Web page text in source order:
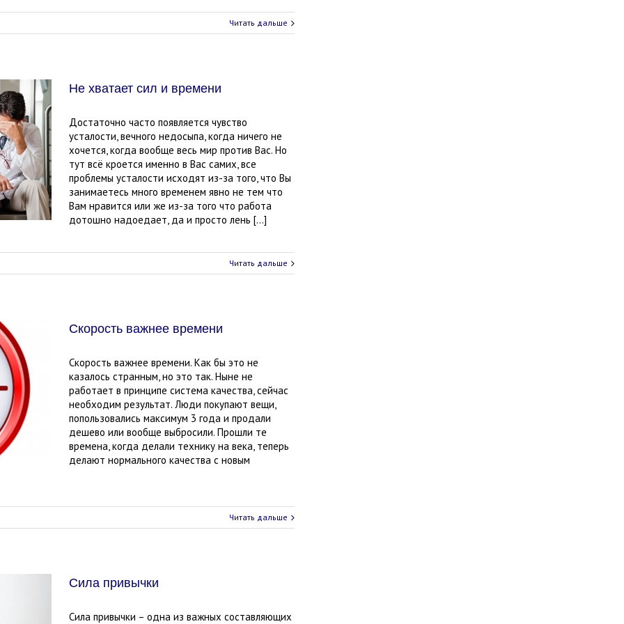
Читать дальше
Не хватает сил и времени
Достаточно часто появляется чувство
усталости, вечного недосыпа, когда ничего не
хочется, когда вообще весь мир против Вас. Но
тут всё кроется именно в Вас самих, все
проблемы усталости исходят из-за того, что Вы
занимаетесь много временем явно не тем что
Вам нравится или же из-за того что работа
дотошно надоедает, да и просто лень […]
Читать дальше
Скорость важнее времени
Скорость важнее времени. Как бы это не
казалось странным, но это так. Ныне не
работает в принципе система качества, сейчас
необходим результат. Люди покупают вещи,
попользовались максимум 3 года и продали
дешево или вообще выбросили. Прошли те
времена, когда делали технику на века, теперь
делают нормального качества с новым
Читать дальше
Сила привычки
Сила привычки – одна из важных составляющих